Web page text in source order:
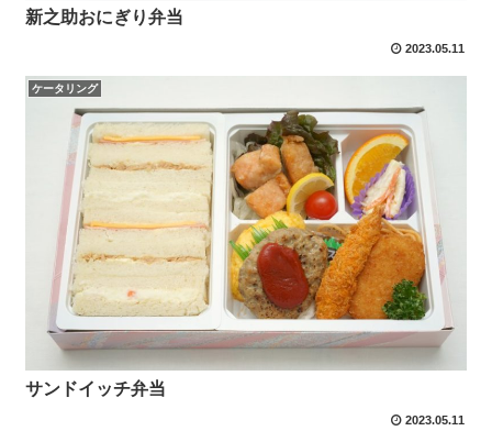
新之助おにぎり弁当
2023.05.11
ケータリング
サンドイッチ弁当
2023.05.11